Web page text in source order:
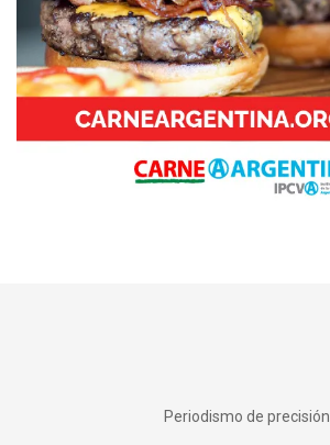
Periodismo de precisión